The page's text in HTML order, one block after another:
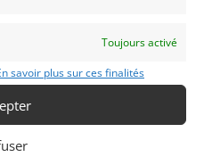
Toujours activé
savoir plus sur ces finalités
annonce